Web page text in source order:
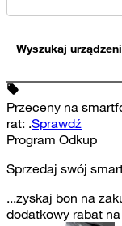
Wyszukaj
Przeceny na
rat: .Sprawdź
Program Odkup
Sprzedaj swój
...zyskaj bon na
dodatkowy rabat